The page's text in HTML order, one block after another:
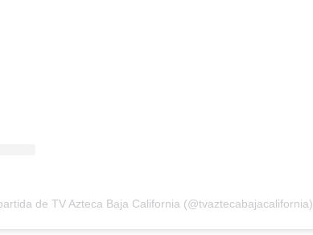
de TV Azteca Baja California (@tvaztecabajacalifornia)